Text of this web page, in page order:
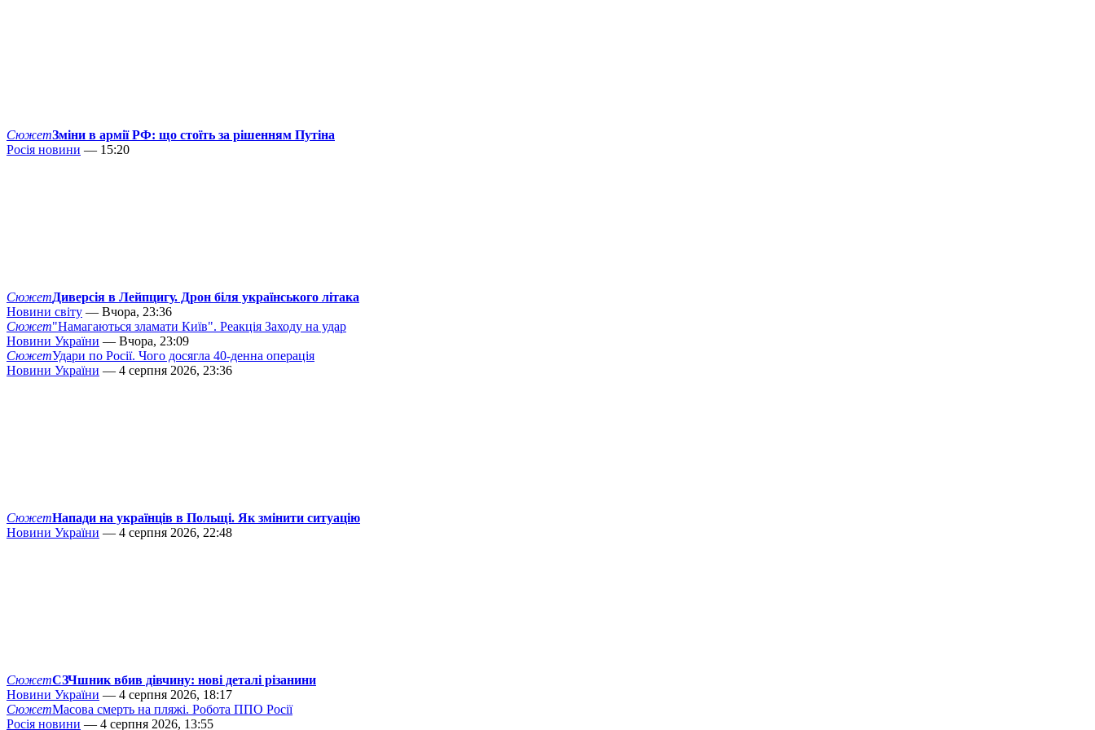
СюжетЗміни в армії РФ: що стоїть за рішенням Путіна
Росія новини — 15:20
СюжетДиверсія в Лейпцигу. Дрон біля українського літака
Новини світу — Вчора, 23:36
Сюжет"Намагаються зламати Київ". Реакція Заходу на удар
Новини України — Вчора, 23:09
СюжетУдари по Росії. Чого досягла 40-денна операція
Новини України — 4 серпня 2026, 23:36
СюжетНапади на українців в Польщі. Як змінити ситуацію
Новини України — 4 серпня 2026, 22:48
СюжетСЗЧшник вбив дівчину: нові деталі різанини
Новини України — 4 серпня 2026, 18:17
СюжетМасова смерть на пляжі. Робота ППО Росії
Росія новини — 4 серпня 2026, 13:55